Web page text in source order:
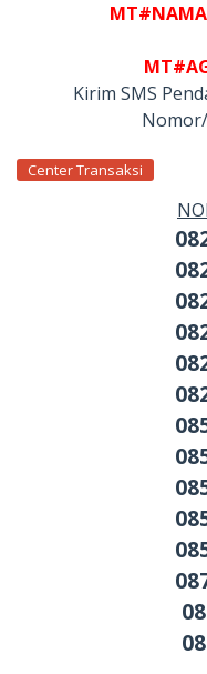
Kirim SMS
Center Transaksi